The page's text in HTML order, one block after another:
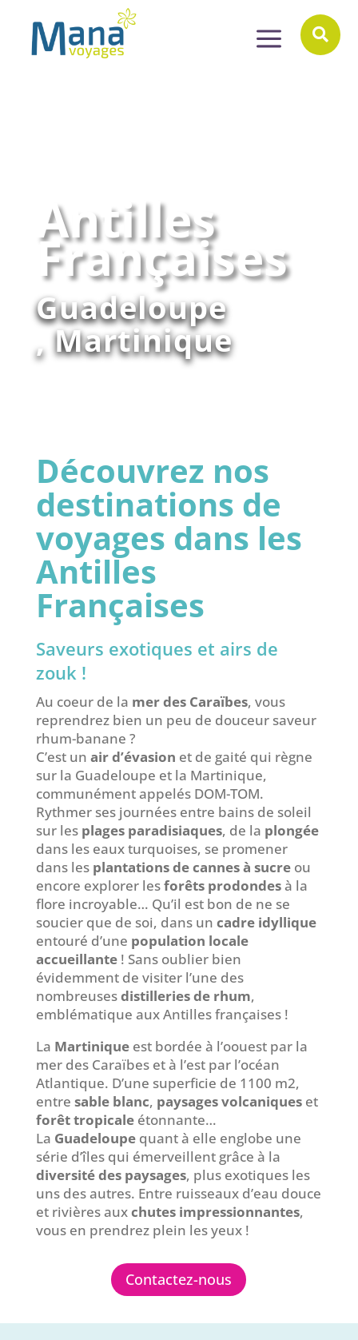
a 
Antilles
Françaises
Guadeloupe
, Martinique
Découvrez nos
destinations de
voyages dans les
Antilles
Françaises
Saveurs exotiques et airs de
zouk !
Au coeur de la mer des Caraïbes, vous
reprendrez bien un peu de douceur saveur
rhum-banane ?
C’est un air d’évasion et de gaité qui règne
sur la Guadeloupe et la Martinique,
communément appelés DOM-TOM.
Rythmer ses journées entre bains de soleil
sur les plages paradisiaques, de la plongée
dans les eaux turquoises, se promener
dans les plantations de cannes à sucreou
encore explorer lesforêts prodondesà la
flore incroyable… Qu’il est bon de ne se
soucier que de soi, dans un cadre idyllique
entouré d’une population locale
accueillante! Sans oublier bien
évidemment de visiter l’une des
nombreusesdistilleries de rhum,
emblématique aux Antilles françaises !
La Martiniqueest bordée à l’oouest par la
mer des Caraïbes et à l’est par l’océan
Atlantique. D’une superficie de 1100 m2,
entre sable blanc, paysages volcaniqueset
forêt tropicaleétonnante…
La Guadeloupequant à elle englobe une
série d’îles qui émerveillent grâce à la
diversité des paysages, plus exotiques les
uns des autres. Entre ruisseaux d’eau douce
et rivières auxchutes impressionnantes,
vous en prendrez plein les yeux !
Contactez-nous